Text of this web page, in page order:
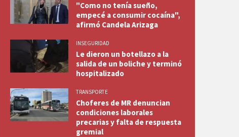
"Como no tenía sueño,
empecé a consumir cocaína",
afirmó Candela Arizaga
INSEGURIDAD
Le dieron un botellazo a la
salida de un boliche y terminó
hospitalizado
TRANSPORTE
Choferes de MR denuncian
condiciones laborales
precarias y falta de respuesta
gremial